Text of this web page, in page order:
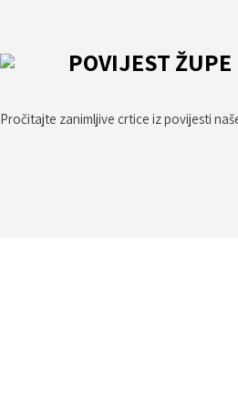
POVIJEST ŽUPE
Pročitajte zanimljive crtice iz povijesti